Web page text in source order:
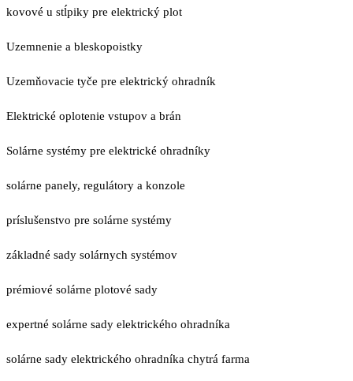
kovové u stĺpiky pre elektrický plot
Uzemnenie a bleskopoistky
Uzemňovacie tyče pre elektrický ohradník
Elektrické oplotenie vstupov a brán
Solárne systémy pre elektrické ohradníky
solárne panely, regulátory a konzole
príslušenstvo pre solárne systémy
základné sady solárnych systémov
prémiové solárne plotové sady
expertné solárne sady elektrického ohradníka
solárne sady elektrického ohradníka chytrá farma